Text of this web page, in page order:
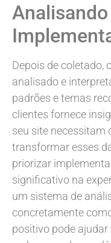
Analisando
Depois de coletado,
analisado e
padrões e temas
clientes fornece
seu site necessitam
transformar esses
priorizar
significativo na
um sistema de
concretamente
positivo pode